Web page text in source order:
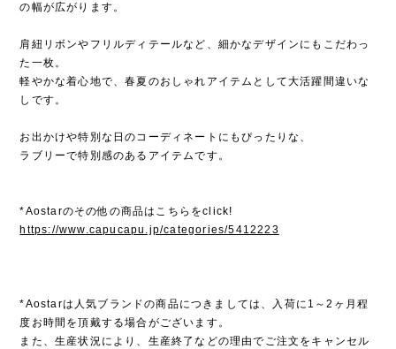
の幅が広がります。
肩紐リボンやフリルディテールなど、細かなデザインにもこだわっ
た一枚。
軽やかな着心地で、春夏のおしゃれアイテムとして大活躍間違いな
しです。
お出かけや特別な日のコーディネートにもぴったりな、
ラブリーで特別感のあるアイテムです。
*Aostarのその他の商品はこちらをclick!
https://www.capucapu.jp/categories/5412223
*Aostarは人気ブランドの商品につきましては、入荷に1～2ヶ月程
度お時間を頂戴する場合がございます。
また、生産状況により、生産終了などの理由でご注文をキャンセル